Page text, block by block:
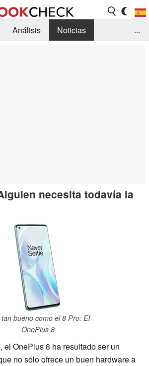
Análisis
Noticias
...
necesita todavía la
tan bueno como el 8 Pro: El
OnePlus 8
el OnePlus 8 ha resultado ser un
no sólo ofrece un buen hardware a